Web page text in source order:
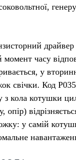
часу
у
свічки. Код
з кола котушки
опір)
у самій